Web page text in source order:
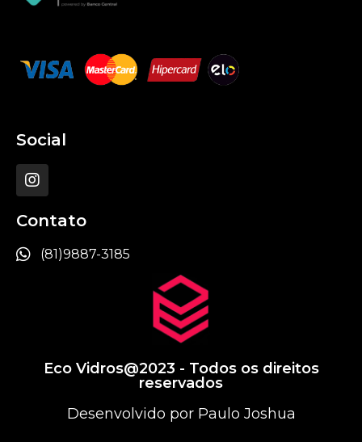
Social
Contato
(81)9887-3185
Eco Vidros@2023 - Todos os direitos
reservados
Desenvolvido por Paulo Joshua